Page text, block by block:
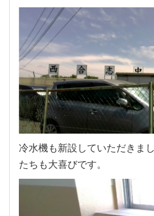
冷水機も新設していただきま
たちも大喜びです。